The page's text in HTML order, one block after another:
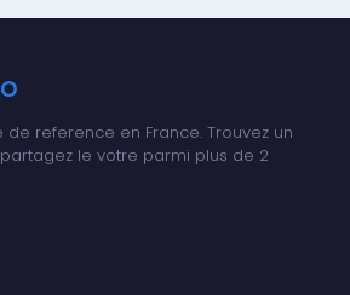
reference en France. Trouvez un
le votre parmi plus de 2